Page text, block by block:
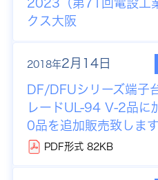
2023（第71回電設工
クス大阪
2018年2月14日
DF/DFUシリーズ端子
レードUL-94 V-2品に
0品を追加販売致します
PDF形式 82KB